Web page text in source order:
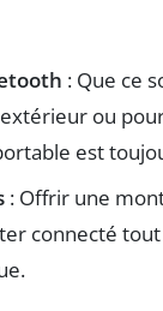
: Que ce
ou
est
: Offrir une
connecté